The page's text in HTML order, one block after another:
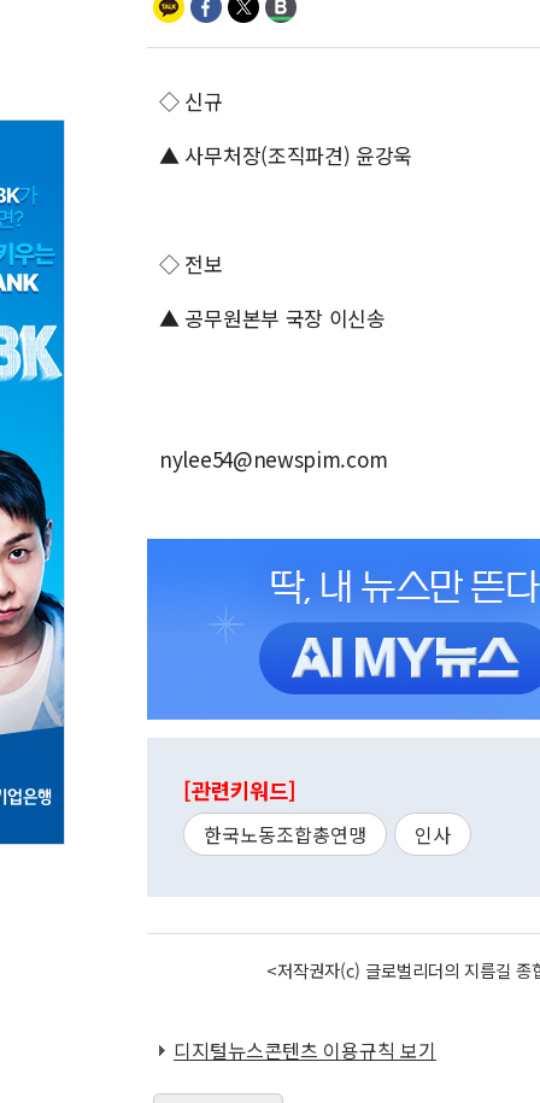
◇ 신규
▲ 사무처장(조직파견) 윤강욱
◇ 전보
▲ 공무원본부 국장 이신송
nylee54@newspim.com
[관련키워드]
한국노동조합총연맹 인사
<저작권자(c) 글로벌리더의 지름길
디지털뉴스콘텐츠 이용규칙 보기